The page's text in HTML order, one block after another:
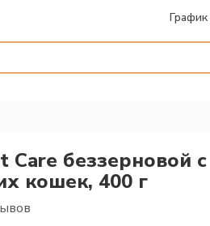
Care беззерновой
кошек, 400 г